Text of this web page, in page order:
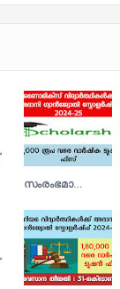
സംരംഭമാ…